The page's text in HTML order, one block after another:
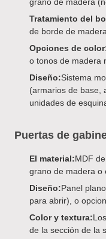
Tratamiento del
de borde de
Opciones de
o tonos de madera
Diseño:Sistema
(armarios de base,
unidades de
Puertas de
El material:MDF
grano de madera o
Diseño:Panel
para abrir), o
Color y textura:
de la sección de la